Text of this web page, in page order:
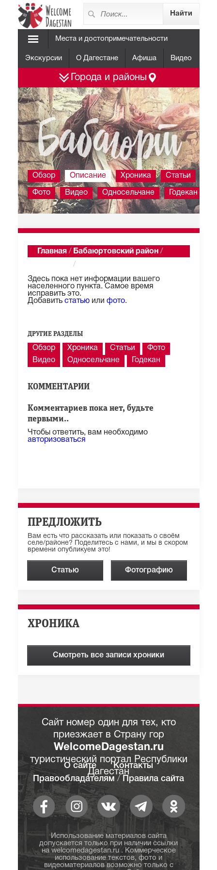
Места и достопримечательности
Экскурсии О Дагестане Афиша Видео
Города и районы
Бабаюрт
Обзор Описание Хроника Статьи
Фото Видео Односельчане Годекан
Главная / Бабаюртовский район /
/
Здесь пока нет информации вашего
населенного пункта. Самое время
исправить это.
Добавить статьюили фото.
ДРУГИЕ РАЗДЕЛЫ
Обзор Хроника Статьи
Фото
Видео
Односельчане Годекан
КОММЕНТАРИИ
Комментариев пока нет, будьте
первыми..
Чтобы ответить, вам необходимо
авторизоваться
ПРЕДЛОЖИТЬ
Вам есть что рассказать или показать о своём
селе/районе? Поделитесь с нами, и мы в скором
времени опубликуем это!
Статью Фотографию
ХРОНИКА
Смотреть все записи хроники
Сайт номер один для тех, кто
приезжает в Страну гор
WelcomeDagestan.ru
туристический портал Республики
Дагестан
О сайте
Контакты
Правообладателям / Правила сайта
Использование материалов сайта
допускается только при наличии ссылки
на welcomedagestan.ru . Коммерческое
использование текстов, фото и
видеоматериалов возможно только с